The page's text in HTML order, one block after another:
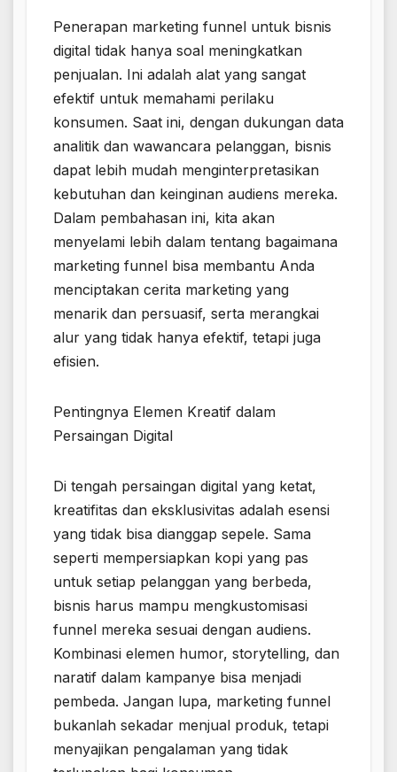
Penerapan marketing funnel untuk bisnis
digital tidak hanya soal meningkatkan
penjualan. Ini adalah alat yang sangat
efektif untuk memahami perilaku
konsumen. Saat ini, dengan dukungan data
analitik dan wawancara pelanggan, bisnis
dapat lebih mudah menginterpretasikan
kebutuhan dan keinginan audiens mereka.
Dalam pembahasan ini, kita akan
menyelami lebih dalam tentang bagaimana
marketing funnel bisa membantu Anda
menciptakan cerita marketing yang
menarik dan persuasif, serta merangkai
alur yang tidak hanya efektif, tetapi juga
efisien.
Pentingnya Elemen Kreatif dalam
Persaingan Digital
Di tengah persaingan digital yang ketat,
kreatifitas dan eksklusivitas adalah esensi
yang tidak bisa dianggap sepele. Sama
seperti mempersiapkan kopi yang pas
untuk setiap pelanggan yang berbeda,
bisnis harus mampu mengkustomisasi
funnel mereka sesuai dengan audiens.
Kombinasi elemen humor, storytelling, dan
naratif dalam kampanye bisa menjadi
pembeda. Jangan lupa, marketing funnel
bukanlah sekadar menjual produk, tetapi
menyajikan pengalaman yang tidak